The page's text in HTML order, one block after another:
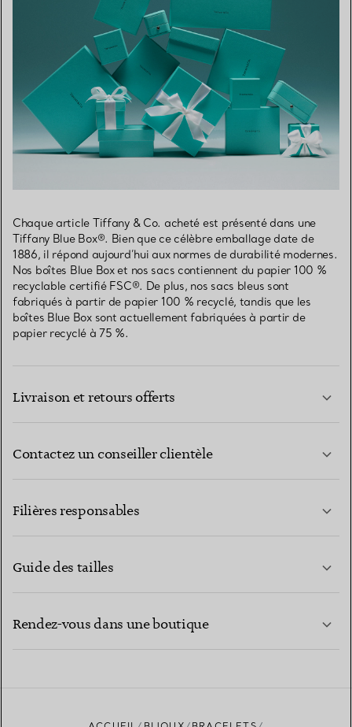
Chaque article Tiffany & Co. acheté est présenté dans une
Tiffany Blue Box®. Bien que ce célèbre emballage date de
1886, il répond aujourd’hui aux normes de durabilité modernes.
Nos boîtes Blue Box et nos sacs contiennent du papier 100 %
recyclable certifié FSC®. De plus, nos sacs bleus sont
fabriqués à partir de papier 100 % recyclé, tandis que les
boîtes Blue Box sont actuellement fabriquées à partir de
papier recyclé à 75 %.
Livraison et retours offerts
Contactez un conseiller clientèle
Filières responsables
Guide des tailles
Rendez-vous dans une boutique